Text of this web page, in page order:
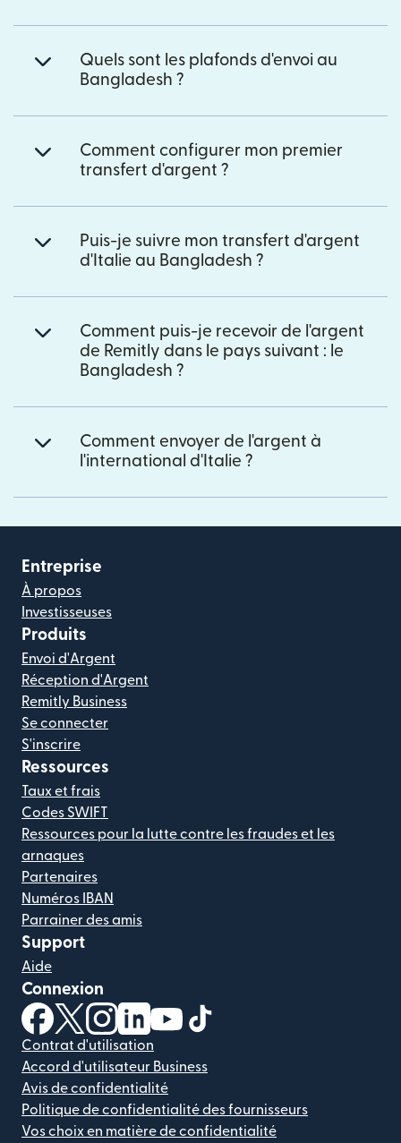
Quels sont les plafonds d'envoi au
Bangladesh ?
Comment configurer mon premier
transfert d'argent ?
Puis-je suivre mon transfert d'argent
d'Italie au Bangladesh ?
Comment puis-je recevoir de l'argent
de Remitly dans le pays suivant : le
Bangladesh ?
Comment envoyer de l'argent à
l'international d'Italie ?
Entreprise
À propos
Investisseuses
Produits
Envoi d'Argent
Réception d'Argent
Remitly Business
Se connecter
S'inscrire
Ressources
Taux et frais
Codes SWIFT
Ressources pour la lutte contre les fraudes et les
arnaques
Partenaires
Numéros IBAN
Parrainer des amis
Support
Aide
Connexion
(s'ouvre dans une nouvelle fenêtre)
(s'ouvre dans une nouvelle fenêtre)
(s'ouvre dans une nouvelle fenêtre)
(s'ouvre dans une nouvelle fenêtre)
(s'ouvre dans une nouvelle
Contrat d'utilisation
Accord d'utilisateur Business
Avis de confidentialité
Politique de confidentialité des fournisseurs
Vos choix en matière de confidentialité